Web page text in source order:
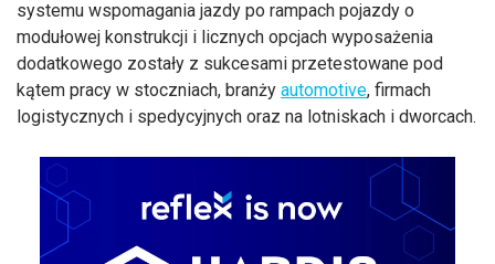
systemu wspomagania jazdy po rampach pojazdy o
modułowej konstrukcji i licznych opcjach wyposażenia
dodatkowego zostały z sukcesami przetestowane pod
kątem pracy w stoczniach, branży automotive, firmach
logistycznych i spedycyjnych oraz na lotniskach i dworcach.